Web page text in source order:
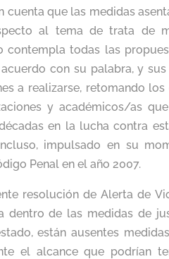
cuenta que las medidas
al tema de trata de
contempla todas las
con su palabra, y
a realizarse, retomando
y académicos/as
en la lucha contra
impulsado en su
Penal en el año 2007.
resolución de Alerta de
dentro de las medidas de
están ausentes
el alcance que podrían